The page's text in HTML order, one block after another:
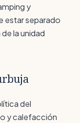
y
estar separado
la unidad
del
y calefacción